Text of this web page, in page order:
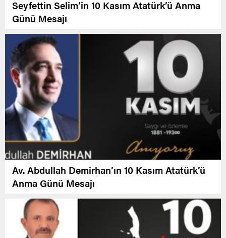
Seyfettin Selim’in 10 Kasım Atatürk’ü Anma
Günü Mesajı
Av. Abdullah Demirhan’ın 10 Kasım Atatürk’ü
Anma Günü Mesajı